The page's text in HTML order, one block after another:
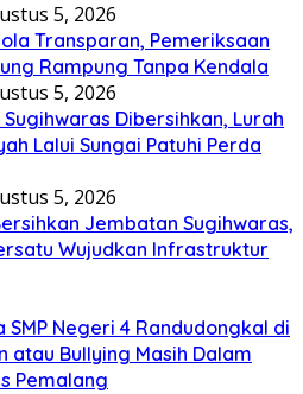
5, 2026
Transparan, Pemeriksaan
Rampung Tanpa Kendala
5, 2026
Dibersihkan, Lurah
Lalui Sungai Patuhi Perda
5, 2026
Jembatan Sugihwaras,
Wujudkan Infrastruktur
SMP Negeri 4 Randudongkal di
atau Bullying Masih Dalam
Pemalang